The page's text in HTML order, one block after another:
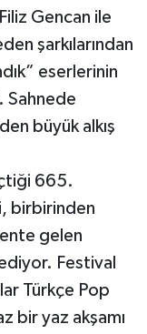
Gencan ile
şarkılarından
eserlerinin
Sahnede
büyük alkış
665.
birbirinden
gelen
Festival
Türkçe Pop
bir yaz akşamı